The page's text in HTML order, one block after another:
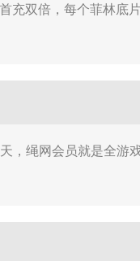
双倍，每个菲林底片
，绳网会员就是全游